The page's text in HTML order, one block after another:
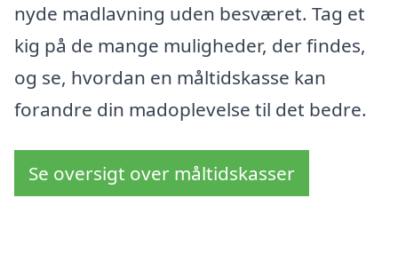
nyde madlavning uden besværet. Tag et
kig på de mange muligheder, der findes,
og se, hvordan en måltidskasse kan
forandre din madoplevelse til det bedre.
Se oversigt over måltidskasser